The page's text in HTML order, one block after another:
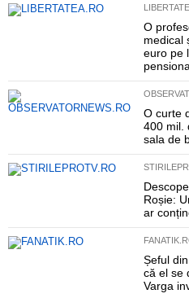
O
medical
euro pe
O curte
400 mil.
sala de
Roșie:
ar
Șeful
că el se
Varga